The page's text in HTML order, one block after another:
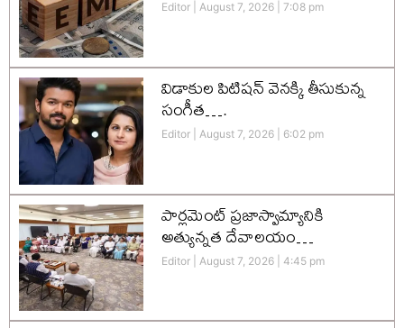
Editor August 7, 2026 7:08 pm
విడాకుల పిటిషన్ వెనక్కి తీసుకున్న
సంగీత….
Editor August 7, 2026 6:02 pm
పార్లమెంట్ ప్రజాస్వామ్యానికి
అత్యున్నత దేవాలయం…
Editor August 7, 2026 4:45 pm